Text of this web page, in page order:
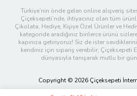
Türkiye’nin önde gelen online alışveriş
Çiçeksepeti’nde, ihtiyacınız olan tüm
Çikolata, Hediye, Kişiye Özel Ürünler ve
kategoride aradığınız binlerce ürünü
kapınıza getiriyoruz! Siz de ister
kendiniz için sipariş verebilir; Çiçeksepeti
dünyasıyla tanışarak mutlu bir
Copyright © 2026 Çiçeksepeti